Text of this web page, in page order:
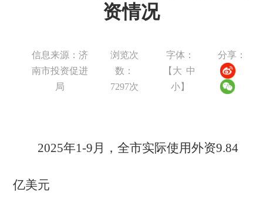
资情况
信息来源：济
南市投资促进
局
浏览次
数：
7297次
字体：
【 大 中
小】
分享：
2025年1-9月，全市实际使用外资9.84
亿美元